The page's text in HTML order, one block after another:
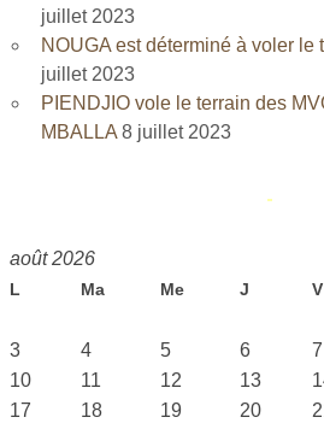
juillet 2023
NOUGA est déterminé à voler le
juillet 2023
PIENDJIO vole le terrain des
MBALLA 8 juillet 2023
août 2026
L Ma Me J V
3
4 5 6 7
10
11 12 13
17
18 19 20